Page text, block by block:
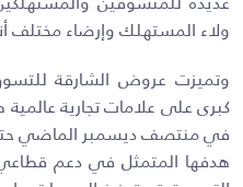
ولاء المستهلك وإرضاء مختلف
وتميزت عروض الشارقة
كبرى على علامات تجارية
هدفها المتمثل في دعم قطاعي